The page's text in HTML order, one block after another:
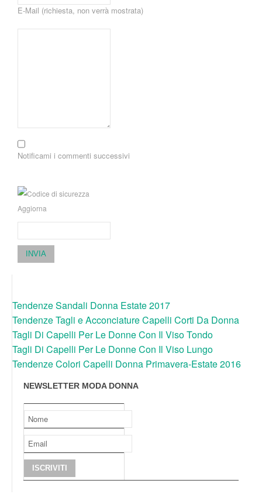
E-Mail (richiesta, non verrà mostrata)
Notificami i commenti successivi
Aggiorna
INVIA
Tendenze Sandali Donna Estate 2017
Tendenze Tagli e Acconciature Capelli Corti Da Donna
Tagli Di Capelli Per Le Donne Con Il Viso Tondo
Tagli Di Capelli Per Le Donne Con Il Viso Lungo
Tendenze Colori Capelli Donna Primavera-Estate 2016
NEWSLETTER MODA DONNA